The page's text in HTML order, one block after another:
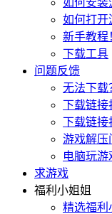
如何安装
如何打开
新手教程
下载工具
问题反馈
无法下载
下载链接
下载链接
游戏解压
电脑玩游
求游戏
福利小姐姐
精选福利